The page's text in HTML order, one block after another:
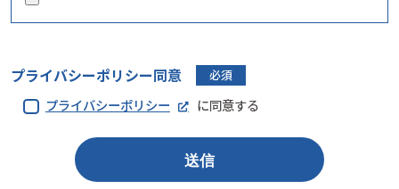
プライバシーポリシー同意 必須
プライバシーポリシー に同意する